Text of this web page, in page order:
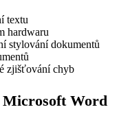
textu
hardwaru
dokumentů
zjišťování chyb
Microsoft Word